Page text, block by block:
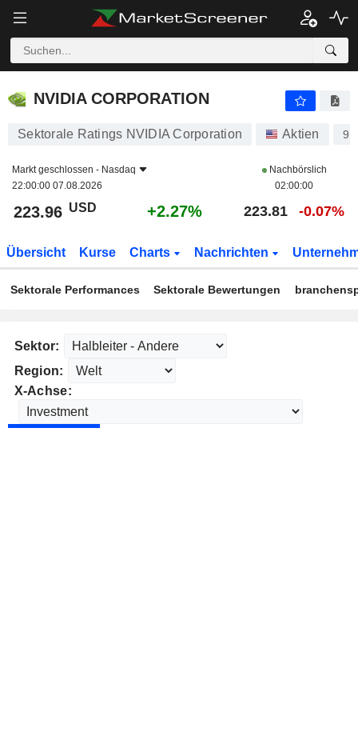
NVIDIA CORPORATION
NVIDIA CORPORATION
Sektorale Ratings NVIDIA Corporation Aktien
Markt geschlossen - Nasdaq
22:00:00 07.08.2026
Nachbörslich
02:00:00
223.96 USD +2.27% 223.81 -0.07%
Übersicht Kurse Charts Nachrichten
Sektorale Performances Sektorale Bewertungen
Sektor:
Region:
X-Achse: